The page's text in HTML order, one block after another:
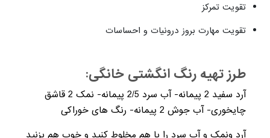
تقویت تمرکز
تقویت مهارت بروز درونیات و احساسات
طرز تهیه رنگ انگشتی خانگی:
آرد سفید 2پیمانه- آب سرد 2/5پیمانه- نمک 2قاشق
چایخوری- آب جوش 2پیمانه- رنگ های خوراکی
آرد ونمک و آب سرد را با هم مخلوط کنید و خوب هم بزنید